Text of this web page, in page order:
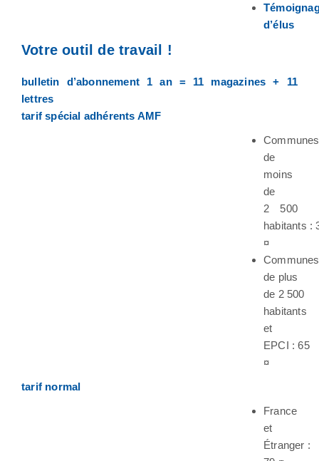
d’élus
Votre outil de travail !
bulletin d’abonnement 1 an = 11 magazines + 11
lettres
tarif spécial adhérents AMF
Communes
de
moins
de
2 500
habitants :
¤
Communes
de plus
de 2 500
habitants
et
EPCI : 65
¤
tarif normal
France
et
Étranger :